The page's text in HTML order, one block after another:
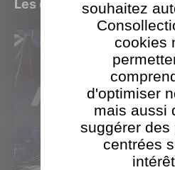
Les derniers jeux
souhaitez
cookies
d'optimiser
mais aussi
suggérer des
centrées